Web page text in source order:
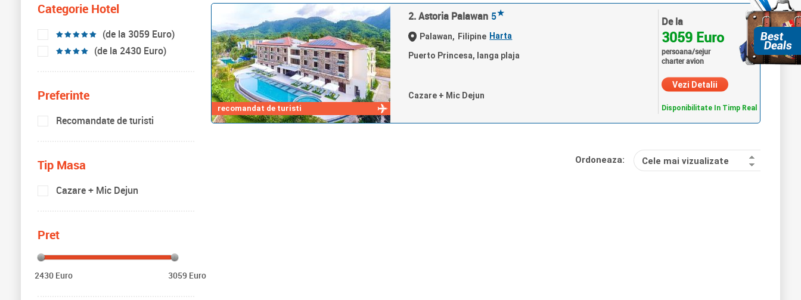
recomandat de turisti
De la
3059 Euro
persoana/sejur
charter avion
Vezi Detalii
Disponibilitate In Timp Real
2. Astoria Palawan 5★
Palawan, Filipine Harta
Puerto Princesa, langa plaja
Cazare + Mic Dejun
Ordoneaza: Cele mai vizualizate
Categorie Hotel
(de la 3059 Euro)
(de la 2430 Euro)
Preferinte
Recomandate de turisti
Tip Masa
Cazare + Mic Dejun
Pret
2430 Euro 3059 Euro